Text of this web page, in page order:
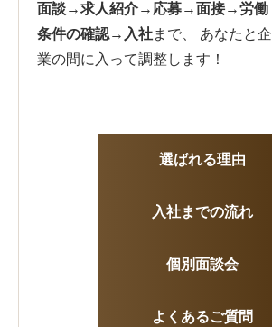
面談→求人紹介→応募→面接→労働
条件の確認→入社まで、
あなたと企
業の間に入って調整します！
選ばれる理由
入社までの流れ
個別面談会
よくあるご質問